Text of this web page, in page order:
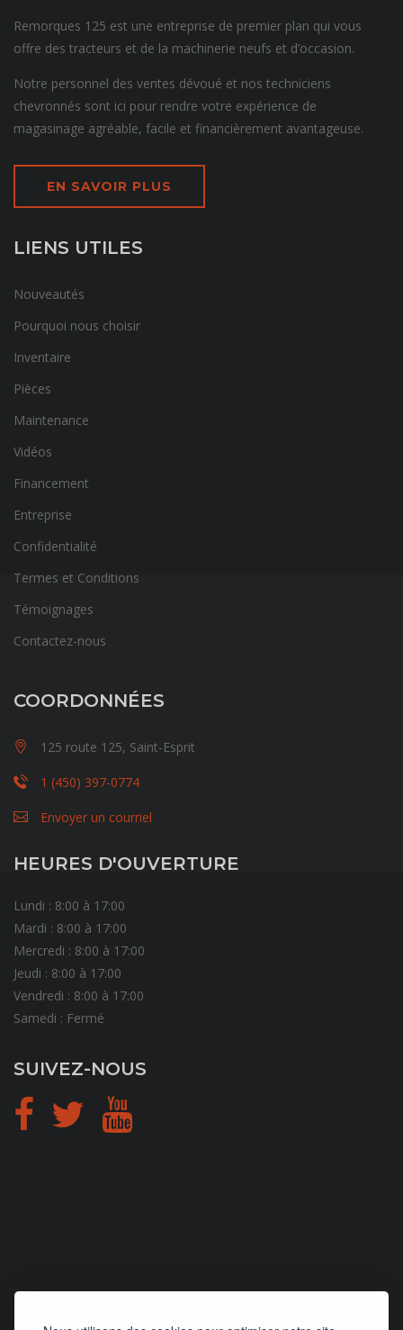
Remorques 125 est une entreprise de premier plan qui vous
offre des tracteurs et de la machinerie neufs et d’occasion.
Notre personnel des ventes dévoué et nos techniciens
chevronnés sont ici pour rendre votre expérience de
magasinage agréable, facile et financièrement avantageuse.
EN SAVOIR PLUS
LIENS UTILES
Nouveautés
Pourquoi nous choisir
Inventaire
Pièces
Maintenance
Vidéos
Financement
Entreprise
Confidentialité
Termes et Conditions
Témoignages
Contactez-nous
COORDONNÉES
125 route 125, Saint-Esprit
1 (450) 397-0774
Envoyer un courriel
HEURES D'OUVERTURE
Lundi : 8:00 à 17:00
Mardi : 8:00 à 17:00
Mercredi : 8:00 à 17:00
Jeudi : 8:00 à 17:00
Vendredi : 8:00 à 17:00
Samedi : Fermé
SUIVEZ-NOUS